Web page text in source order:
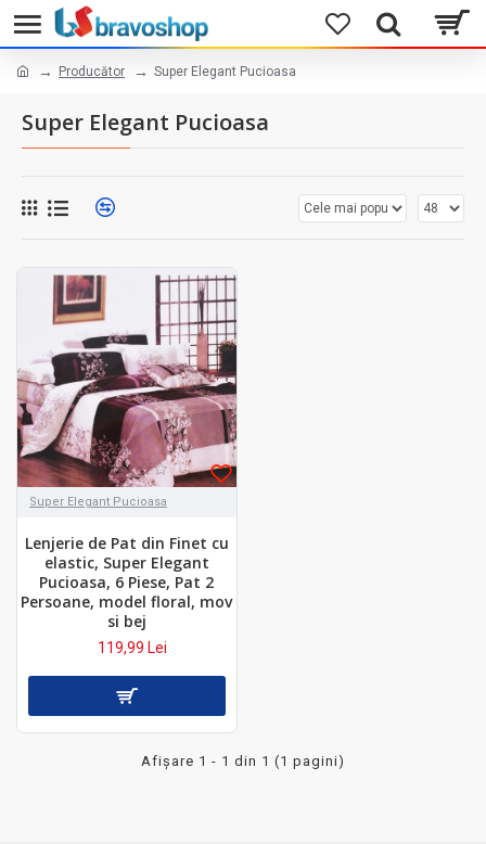
Producător Super Elegant Pucioasa
Super Elegant Pucioasa
Super Elegant Pucioasa
Lenjerie de Pat din Finet cu
elastic, Super Elegant
Pucioasa, 6 Piese, Pat 2
Persoane, model floral, mov
si bej
119,99 Lei
Afişare 1 - 1 din 1 (1 pagini)